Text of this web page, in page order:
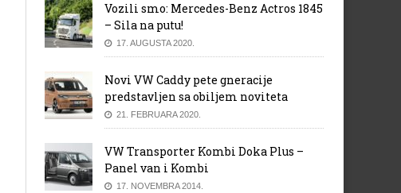
Vozili smo: Mercedes-Benz Actros 1845
– Sila na putu!
17. AUGUSTA 2020.
Novi VW Caddy pete gneracije
predstavljen sa obiljem noviteta
21. FEBRUARA 2020.
VW Transporter Kombi Doka Plus –
Panel van i Kombi
17. NOVEMBRA 2014.